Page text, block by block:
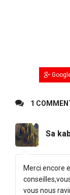
1
Sa
Merci encore
vous nous